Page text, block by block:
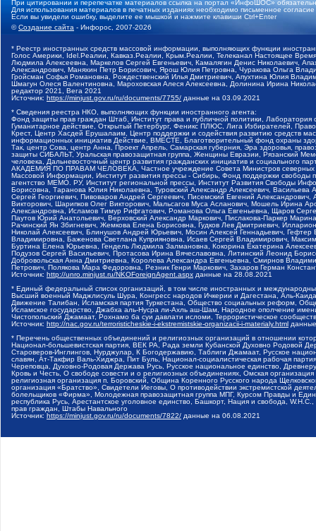
При цитировании и перепечатке материалов ссылка на портал «ИнфоШОС»
Для использования материалов в печатных изданиях необходимо письменное
Если вы увидели ошибку, выделите ее мышкой и нажмите клавиши Ctrl+Enter
©Создание сайта - Инфорос, 2007-2026
* Реестр иностранных средств массовой информации, выполняющих функции
Голос Америки, Idel.Реалии, Кавказ.Реалии, Крым.Реалии, Телеканал Настоящее
Людмила Алексеевна, Маркелов Сергей Евгеньевич, Камалягин Денис Николаевич,
Александрович, Маняхин Петр Борисович, Ярош Юлия Петровна, Чуракова Ольга
Гройсман Софья Романовна, Рождественский Илья Дмитриевич, Апухтина Юлия
Шмагун Олеся Валентиновна, Мароховская Алеся Алексеевна, Долинина Ирина
редактор 2021, Вега 2021
Источник: https://minjust.gov.ru/ru/documents/7755/ данные на 03.09.2021
* Сведения реестра НКО, выполняющих функции иностранного агента:
Фонд защиты прав граждан Штаб, Институт права и публичной политики,
Гуманитарное действие, Открытый Петербург, Феникс ПЛЮС, Лига Избирателей,
Крест, Центр Хасдей Ерушалаим, Центр поддержки и содействия развитию средств
информационных инициатив Действие, ВМЕСТЕ, Благотворительный фонд охраны
Так, центр Сова, центр Анна, Проект Апрель, Самарская губерния, Эра здоровья,
защиты СИБАЛЬТ, Уральская правозащитная группа, Женщины Евразии, Рязанский
человека, Дальневосточный центр развития гражданских инициатив и социального
АКАДЕМИЯ ПО ПРАВАМ ЧЕЛОВЕКА, Частное учреждение Совета Министров северных
Массовой Информации, Институт развития прессы - Сибирь, Фонд поддержки
агентство МЕМО. РУ, Институт региональной прессы, Институт Развития Свободы
Борисовна, Таранова Юлия Николаевна, Туровский Александр Алексеевич,
Сергей Георгиевич, Пивоваров Андрей Сергеевич, Писемский Евгений
Викторович, Шарипков Олег Викторович, Мальсагов Муса Асланович, Мошель Ирина
Александровна, Исламов Тимур Рифгатович, Романова Ольга Евгеньевна, Щаров
Паутов Юрий Анатольевич, Верховский Александр Маркович, Пислакова-Паркер
Рачинский Ян Збигневич, Жемкова Елена Борисовна, Гудков Лев Дмитриевич,
Николай Алексеевич, Блинушов Андрей Юрьевич, Мосин Алексей Геннадьевич,
Владимировна, Баженова Светлана Куприяновна, Исаев Сергей Владимирович,
Буртина Елена Юрьевна, Гендель Людмила Залмановна, Кокорина Екатерина
Подузов Сергей Васильевич, Протасова Ирина Вячеславовна, Литинский Леонид
Добровольская Анна Дмитриевна, Королева Александра Евгеньевна, Смирнов
Петрович, Полякова Мара Федоровна, Резник Генри Маркович, Захаров Герман
Источник: http://unro.minjust.ru/NKOForeignAgent.aspx данные на 28.08.2021
* Единый федеральный список организаций, в том числе иностранных и
Высший военный Маджлисуль Шура, Конгресс народов Ичкерии и Дагестана, Аль-
Движение Талибан, Исламская партия Туркестана, Общество социальных реформ,
Исламское государство, Джабха аль-Нусра ли-Ахль аш-Шам, Народное ополчение
Чистопольский Джамаат, Рохнамо ба суи давлати исломи, Террористическое
Источник: http://nac.gov.ru/terroristicheskie-i-ekstremistskie-organizacii-i-materialy.html
* Перечень общественных объединений и религиозных организаций в отношении
Национал-большевистская партия, ВЕК РА, Рада земли Кубанской Духовно Родовой
Староверов-Инглингов, Нурджулар, К Богодержавию, Таблиги Джамаат, Русское
славян, Ат-Такфир Валь-Хиджра, Пит Буль, Национал-социалистическая рабочая
Череповца, Духовно-Родовая Держава Русь, Русское национальное единство,
Кровь и Честь, О свободе совести и о религиозных объединениях, Омская
религиозная организация п. Боровский, Община Коренного Русского народа
организация «Братство», Свидетели Иеговы, О противодействии экстремистской
болельщиков «Фирма», Молодежная правозащитная группа МПГ, Курсом Правды и
республика Русь, Арестантское уголовное единство, Башкорт, Нация и свобода,
прав граждан, Штабы Навального
Источник: https://minjust.gov.ru/ru/documents/7822/ данные на 06.08.2021